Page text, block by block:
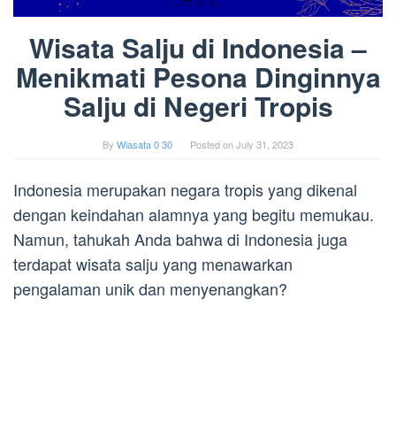
Wisata Salju di Indonesia –
Menikmati Pesona Dinginnya
Salju di Negeri Tropis
By Wiasata 0 30 Posted onJuly 31, 2023
Indonesia merupakan negara tropis yang dikenal
dengan keindahan alamnya yang begitu memukau.
Namun, tahukah Anda bahwa di Indonesia juga
terdapat wisata salju yang menawarkan
pengalaman unik dan menyenangkan?